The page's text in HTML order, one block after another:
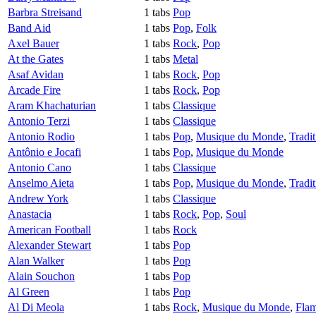
Barbra Streisand
1 tabs Pop
Band Aid
1 tabs Pop, Folk
Axel Bauer
1 tabs Rock, Pop
At the Gates
1 tabs Metal
Asaf Avidan
1 tabs Rock, Pop
Arcade Fire
1 tabs Rock, Pop
Aram Khachaturian
1 tabs Classique
Antonio Terzi
1 tabs Classique
Antonio Rodio
1 tabs Pop, Musique du Monde,
Antônio e Jocafi
1 tabs Pop, Musique du Monde
Antonio Cano
1 tabs Classique
Anselmo Aieta
1 tabs Pop, Musique du Monde,
Andrew York
1 tabs Classique
Anastacia
1 tabs Rock, Pop, Soul
American Football
1 tabs Rock
Alexander Stewart
1 tabs Pop
Alan Walker
1 tabs Pop
Alain Souchon
1 tabs Pop
Al Green
1 tabs Pop
Al Di Meola
1 tabs Rock, Musique du Monde,